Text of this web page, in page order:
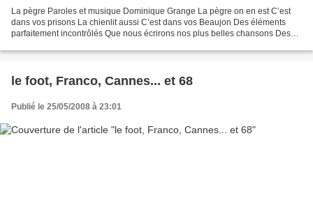
La pègre Paroles et musique Dominique Grange La pègre on en est C’est
dans vos prisons La chienlit aussi C’est dans vos Beaujon Des éléments
parfaitement incontrôlés Que nous écrirons nos plus belles chansons Des
le foot, Franco, Cannes... et 68
Publié le 25/05/2008 à 23:01